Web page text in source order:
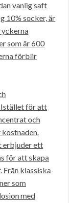
vanlig saft
10% socker, är
som är 600
förblir
Istället för att
och
erbjuder ett
för att skapa
Från klassiska
som
med